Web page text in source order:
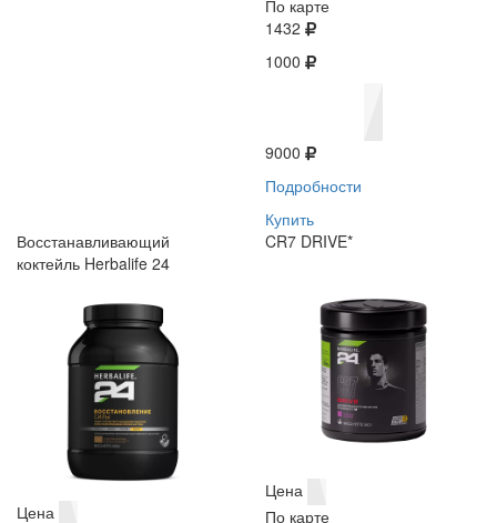
По карте
1432
1000
9000
Подробности
Купить
Восстанавливающий
коктейль Herbalife 24
Цена
CR7 DRIVE*
Цена
По карте